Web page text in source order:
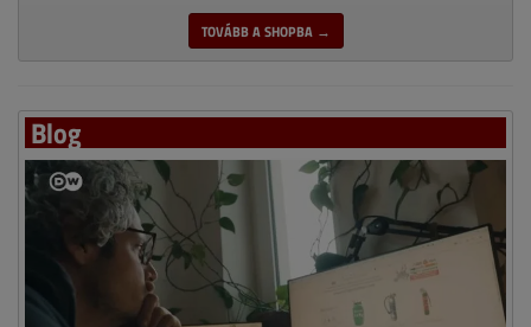
TOVÁBB A SHOPBA →
Blog